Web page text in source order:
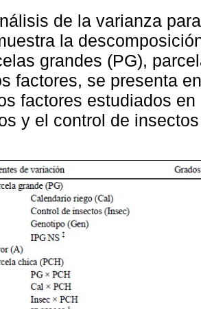
de la varianza
la
grandes (PG),
factores, se presenta
factores estudiados
y el control de